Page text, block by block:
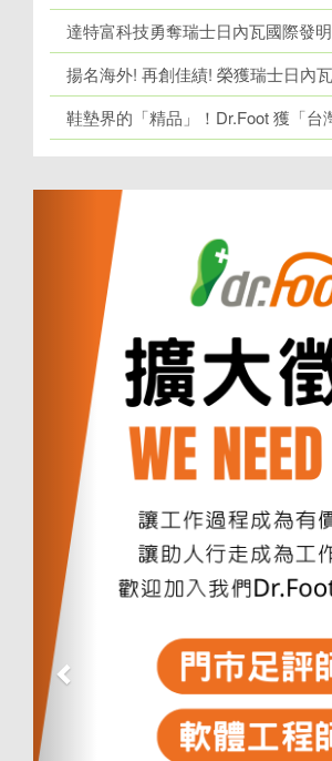
達特富科技勇奪瑞士日內瓦國際發
揚名海外! 再創佳績! 榮獲瑞士日內
牌、1 銀牌
鞋墊界的「精品」！Dr.Foot 獲「台
定！